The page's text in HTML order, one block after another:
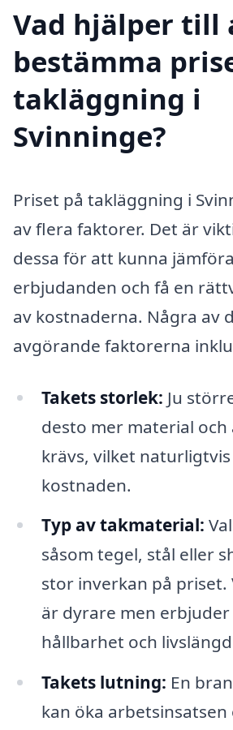
Vad hjälper till
bestämma
takläggning i
Svinninge?
Priset på takläggning i
av flera faktorer. Det är
dessa för att kunna
erbjudanden och få en
av kostnaderna. Några av
avgörande faktorerna
Takets storlek: Ju
desto mer material
krävs, vilket
kostnaden.
Typ av takmaterial:
såsom tegel, stål eller
stor inverkan på priset.
är dyrare men
hållbarhet och
Takets lutning: En
kan öka arbetsinsatsen